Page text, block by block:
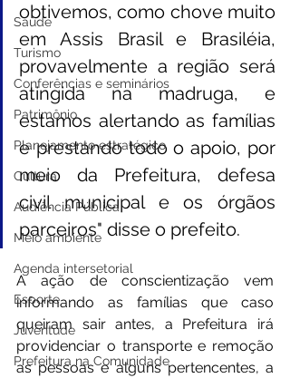
Saúde
Turismo
Conferências e seminários
Patrimônio
Planejamento estratégico
Cultura
Audiência Pública
Meio ambiente
Agenda intersetorial
Esporte
Juventude
Prefeitura na Comunidade
obtivemos, como chove muito
em Assis Brasil e Brasiléia,
provavelmente a região será
atingida na madruga, e
estamos alertando as famílias
e prestando todo o apoio, por
meio da Prefeitura, defesa
civil municipal e os órgãos
parceiros" disse o prefeito.
A ação de conscientização vem
informando as famílias que caso
queiram sair antes, a Prefeitura irá
providenciar o transporte e remoção
as pessoas e alguns pertencentes, a